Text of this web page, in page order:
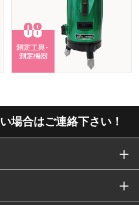
場合はご連絡下さい！